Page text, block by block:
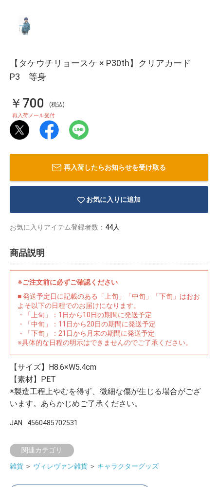
【タケウチリョースケ × P30th】クリアカード
P3 等身
￥700 (税込)
再入荷メール受付
再入荷したらお知らせを受け取る
お気に入りに追加
お気に入りアイテム登録者数： 44人
商品説明
※ご注文前に必ずご確認ください
■ 発送予定日に記載のある「上旬」「中旬」「下旬」はおお
よそ以下の日程でのお届けになります。
・「上旬」：1日から10日の期間に発送予定
・「中旬」：11日から20日の期間に発送予定
・「下旬」：21日から月末の期間に発送予定
※具体的な日程の明示はできませんのでご了承ください。
【サイズ】H8.6×W5.4cm
【素材】PET
※製造工程上やむを得ず、微細な傷が生じる場合がござ
います。あらかじめご了承ください。
JAN 4560485702531
関連カテゴリ
雑貨 ＞ ヴィレヴァン雑貨 ＞ キャラクターグッズ
イラストレ
ーター
アダルトグ
ッズ